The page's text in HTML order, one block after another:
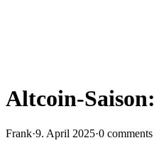
Altcoin-
Frank·9. April 2025·0 comments